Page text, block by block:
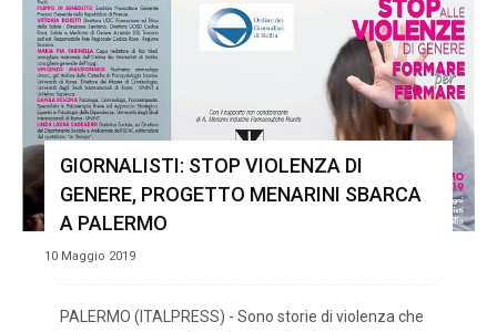
GIORNALISTI: STOP VIOLENZA DI
GENERE, PROGETTO MENARINI SBARCA
A PALERMO
10 Maggio 2019
PALERMO (ITALPRESS) - Sono storie di violenza che